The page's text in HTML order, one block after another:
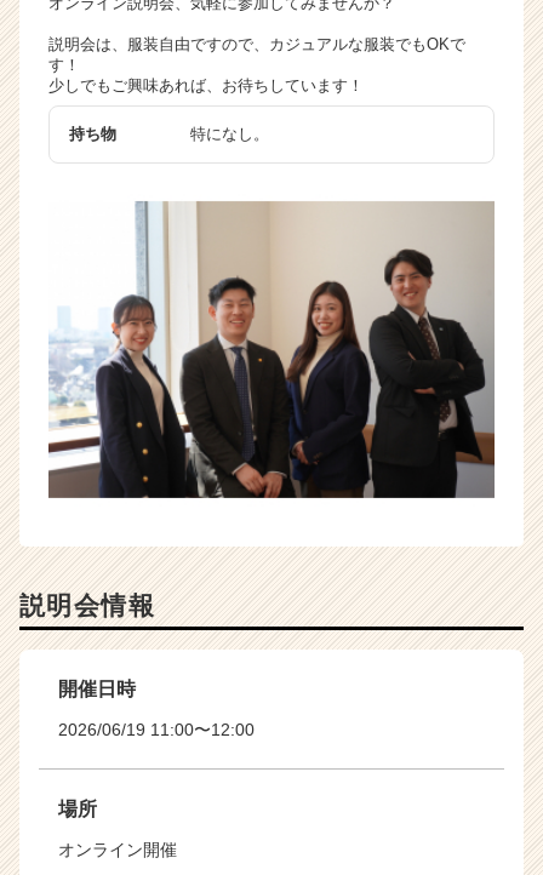
e
r
a
e
e
説明会は、服装自由ですので、カジュアルな服装でもOKで
す！
少しでもご興味あれば、お待ちしています！
持ち物 特になし。
説明会情報
開催日時
2026/06/19 11:00〜12:00
場所
オンライン開催